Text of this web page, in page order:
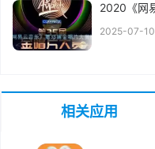
2020《网
2025-07-10
相关应用